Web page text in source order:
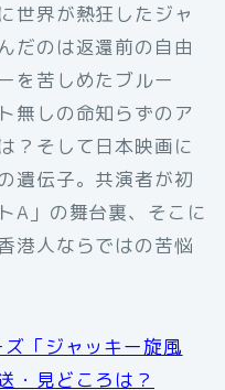
世界が熱狂したジャ
だのは返還前の自由
を苦しめたブルー
無しの命知らずのア
？そして日本映画に
遺伝子。共演者が初
A」の舞台裏、そこに
港人ならではの苦悩
「ジャッキー旋風
・見どころは？